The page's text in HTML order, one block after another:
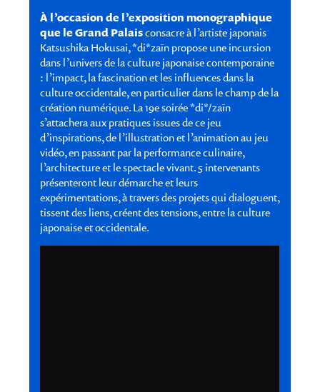
À l’occasion de l’exposition monographique
que le Grand Palaisconsacre à l’artiste japonais
Katsushika Hokusai, *di*zaïn propose une incursion
dans l’univers de la culture japonaise contemporaine
: l’impact, la fascination et les influences dans la
culture occidentale, en particulier dans le champ de la
création numérique. La 19e soirée *di*/zaïn
s’attachera aux pratiques issues de ce jeu
d’inspirations, de l’illustration et l’animation au jeu
vidéo, en passant par la performance culinaire,
l’architecture et le spectacle vivant. 5 intervenants
présenteront leur démarche et leurs
expérimentations, à travers des projets qui dialoguent,
tissent des liens, créent des tensions, entre la culture
japonaise et occidentale.